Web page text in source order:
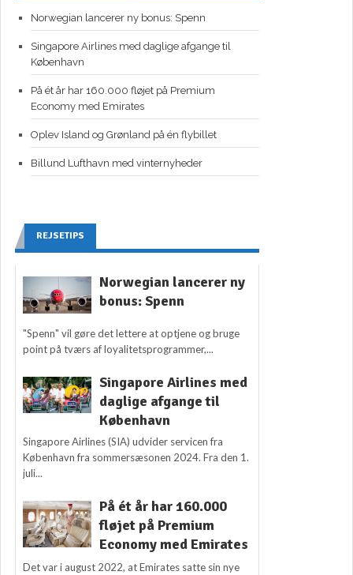
Norwegian lancerer ny bonus: Spenn
Singapore Airlines med daglige afgange til
København
På ét år har 160.000 fløjet på Premium
Economy med Emirates
Oplev Island og Grønland på én flybillet
Billund Lufthavn med vinternyheder
REJSETIPS
Norwegian lancerer ny
bonus: Spenn
"Spenn" vil gøre det lettere at optjene og bruge
point på tværs af loyalitetsprogrammer,...
Singapore Airlines med
daglige afgange til
København
Singapore Airlines (SIA) udvider servicen fra
København fra sommersæsonen 2024. Fra den 1.
juli...
På ét år har 160.000
fløjet på Premium
Economy med Emirates
Det var i august 2022, at Emirates satte sin nye